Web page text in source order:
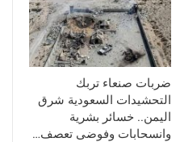
ضربات صنعاء تربك
التحشيدات السعودية شرق
اليمن.. خسائر بشرية
وانسحابات وفوضى تعصف…